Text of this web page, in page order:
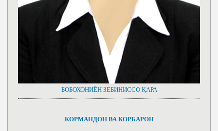
БОБОХОНИЁН ЗЕБИНИССО ҚАРА
КОРМАНДОН ВА КОРБАРОН